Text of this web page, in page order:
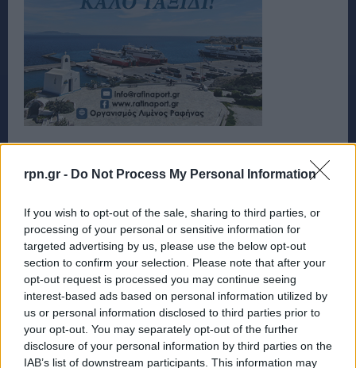
rpn.gr - Do Not Process My Personal Information
If you wish to opt-out of the sale, sharing to third parties, or
processing of your personal or sensitive information for
targeted advertising by us, please use the below opt-out
section to confirm your selection. Please note that after your
opt-out request is processed you may continue seeing
interest-based ads based on personal information utilized by
us or personal information disclosed to third parties prior to
your opt-out. You may separately opt-out of the further
disclosure of your personal information by third parties on the
IAB’s list of downstream participants. This information may